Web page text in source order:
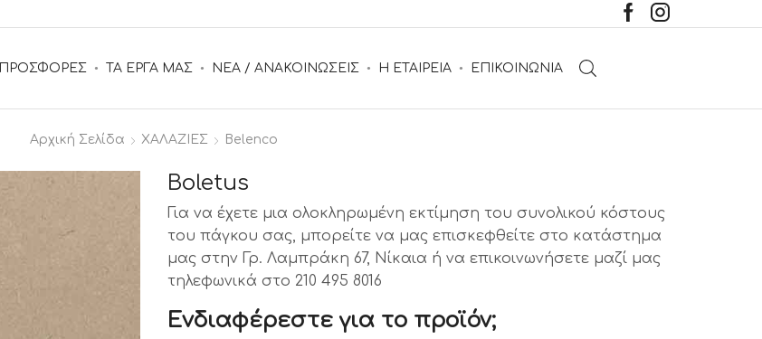
ΠΡΟΣΦΟΡΕΣ ΤΑ ΕΡΓΑ ΜΑΣ ΝΕΑ / ΑΝΑΚΟΙΝΩΣΕΙΣ Η ΕΤΑΙΡΕΙΑ ΕΠΙΚΟΙΝΩΝΙΑ
Αρχική Σελίδα ΧΑΛΑΖΙΕΣ Belenco
Boletus
Για να έχετε μια ολοκληρωμένη εκτίμηση του συνολικού κόστους
του πάγκου σας, μπορείτε να μας επισκεφθείτε στο κατάστημα
μας στην Γρ. Λαμπράκη 67, Νίκαια ή να επικοινωνήσετε μαζί μας
τηλεφωνικά στο 210 495 8016
Ενδιαφέρεστε για το προϊόν;